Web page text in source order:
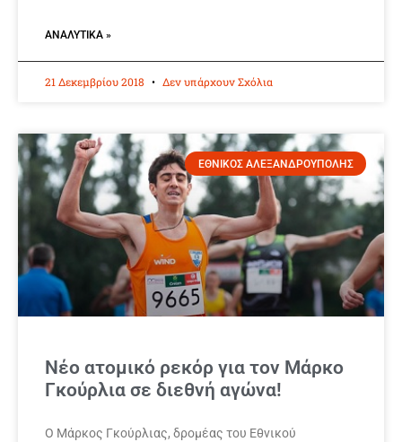
ΑΝΑΛΥΤΙΚΆ »
21 Δεκεμβρίου 2018 Δεν υπάρχουν Σχόλια
ΕΘΝΙΚΟΣ ΑΛΕΞΑΝΔΡΟΥΠΟΛΗΣ
Νέο ατομικό ρεκόρ για τον Μάρκο
Γκούρλια σε διεθνή αγώνα!
Ο Μάρκος Γκούρλιας, δρομέας του Εθνικού